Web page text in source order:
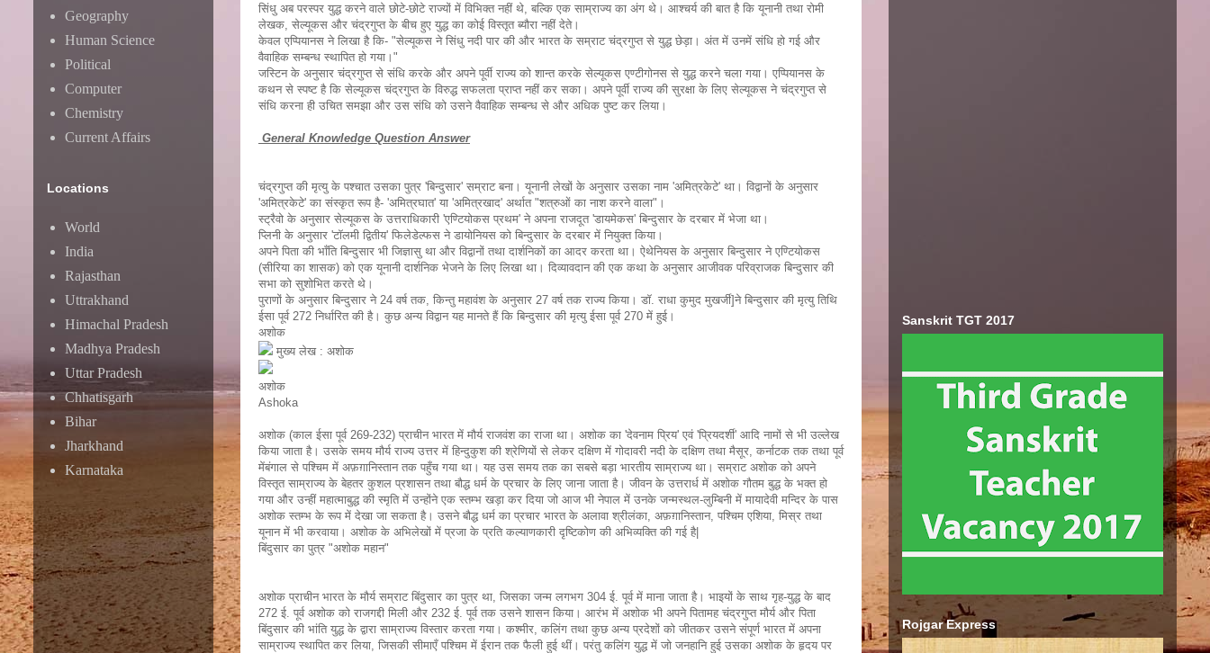
सिंधु अब परस्पर युद्ध करने वाले छोटे-छोटे राज्यों में विभिक्त नहीं थे, बल्कि एक साम्राज्य का अंग थे। आश्चर्य की बात है कि यूनानी तथा रोमी
लेखक, सेल्यूकस और चंद्रगुप्त के बीच हुए युद्ध का कोई विस्तृत ब्यौरा नहीं देते।
केवल एप्पियानस ने लिखा है कि- "सेल्यूकस ने सिंधु नदी पार की और भारत के सम्राट चंद्रगुप्त से युद्ध छेड़ा। अंत में उनमें संधि हो गई और
वैवाहिक सम्बन्ध स्थापित हो गया।"
जस्टिन के अनुसार चंद्रगुप्त से संधि करके और अपने पूर्वी राज्य को शान्त करके सेल्यूकस एण्टीगोनस से युद्ध करने चला गया। एप्पियानस के
कथन से स्पष्ट है कि सेल्यूकस चंद्रगुप्त के विरुद्ध सफलता प्राप्त नहीं कर सका। अपने पूर्वी राज्य की सुरक्षा के लिए सेल्यूकस ने चंद्रगुप्त से
संधि करना ही उचित समझा और उस संधि को उसने वैवाहिक सम्बन्ध से और अधिक पुष्ट कर लिया।
General Knowledge Question Answer
चंद्रगुप्त की मृत्यु के पश्चात उसका पुत्र 'बिन्दुसार' सम्राट बना। यूनानी लेखों के अनुसार उसका नाम 'अमित्रकेटे' था। विद्वानों के अनुसार
'अमित्रकेटे' का संस्कृत रूप है- 'अमित्रघात' या 'अमित्रखाद' अर्थात "शत्रुओं का नाश करने वाला"।
स्ट्रैवो के अनुसार सेल्यूकस के उत्तराधिकारी 'एण्टियोकस प्रथम' ने अपना राजदूत 'डायमेकस' बिन्दुसार के दरबार में भेजा था।
प्लिनी के अनुसार 'टॉलमी द्वितीय' फिलेडेल्फस ने डायोनियस को बिन्दुसार के दरबार में नियुक्त किया।
अपने पिता की भाँति बिन्दुसार भी जिज्ञासु था और विद्वानों तथा दार्शनिकों का आदर करता था। ऐथेनियस के अनुसार बिन्दुसार ने एण्टियोकस
(सीरिया का शासक) को एक यूनानी दार्शनिक भेजने के लिए लिखा था। दिव्यावदान की एक कथा के अनुसार आजीवक परिव्राजक बिन्दुसार की
सभा को सुशोभित करते थे।
पुराणों के अनुसार बिन्दुसार ने 24 वर्ष तक, किन्तु महावंश के अनुसार 27 वर्ष तक राज्य किया। डॉ. राधा कुमुद मुखर्जी]ने बिन्दुसार की मृत्यु तिथि
ईसा पूर्व 272 निर्धारित की है। कुछ अन्य विद्वान यह मानते हैं कि बिन्दुसार की मृत्यु ईसा पूर्व 270 में हुई।
अशोक
मुख्य लेख : अशोक
अशोक
Ashoka
अशोक (काल ईसा पूर्व 269-232) प्राचीन भारत में मौर्य राजवंश का राजा था। अशोक का 'देवनाम प्रिय' एवं 'प्रियदर्शी' आदि नामों से भी उल्लेख
किया जाता है। उसके समय मौर्य राज्य उत्तर में हिन्दुकुश की श्रेणियों से लेकर दक्षिण में गोदावरी नदी के दक्षिण तथा मैसूर, कर्नाटक तक तथा पूर्व
मेंबंगाल से पश्चिम में अफ़ग़ानिस्तान तक पहुँच गया था। यह उस समय तक का सबसे बड़ा भारतीय साम्राज्य था। सम्राट अशोक को अपने
विस्तृत साम्राज्य के बेहतर कुशल प्रशासन तथा बौद्ध धर्म के प्रचार के लिए जाना जाता है। जीवन के उत्तरार्ध में अशोक गौतम बुद्ध के भक्त हो
गया और उन्हीं महात्माबुद्ध की स्मृति में उन्होंने एक स्तम्भ खड़ा कर दिया जो आज भी नेपाल में उनके जन्मस्थल-लुम्बिनी में मायादेवी मन्दिर के पास
अशोक स्‍तम्‍भ के रूप में देखा जा सकता है। उसने बौद्ध धर्म का प्रचार भारत के अलावा श्रीलंका, अफ़ग़ानिस्तान, पश्चिम एशिया, मिस्र तथा
यूनान में भी करवाया। अशोक के अभिलेखों में प्रजा के प्रति कल्याणकारी दृष्टिकोण की अभिव्यक्ति की गई है|
बिंदुसार का पुत्र "अशोक महान"
अशोक प्राचीन भारत के मौर्य सम्राट बिंदुसार का पुत्र था, जिसका जन्म लगभग 304 ई. पूर्व में माना जाता है। भाइयों के साथ गृह-युद्ध के बाद
272 ई. पूर्व अशोक को राजगद्दी मिली और 232 ई. पूर्व तक उसने शासन किया। आरंभ में अशोक भी अपने पितामह चंद्रगुप्त मौर्य और पिता
बिंदुसार की भांति युद्ध के द्वारा साम्राज्य विस्तार करता गया। कश्मीर, कलिंग तथा कुछ अन्य प्रदेशों को जीतकर उसने संपूर्ण भारत में अपना
साम्राज्य स्थापित कर लिया, जिसकी सीमाएँ पश्चिम में ईरान तक फैली हुई थीं। परंतु कलिंग युद्ध में जो जनहानि हुई उसका अशोक के हृदय पर
Geography
Human Science
Political
Computer
Chemistry
Current Affairs
Locations
World
India
Rajasthan
Uttrakhand
Himachal Pradesh
Madhya Pradesh
Uttar Pradesh
Chhatisgarh
Bihar
Jharkhand
Karnataka
Sanskrit TGT 2017
Rojgar Express